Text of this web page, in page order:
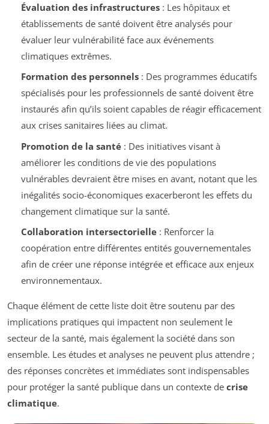
Évaluation des infrastructures: Les hôpitaux et
établissements de santé doivent être analysés pour
évaluer leur vulnérabilité face aux événements
climatiques extrêmes.
Formation des personnels: Des programmes éducatifs
spécialisés pour les professionnels de santé doivent être
instaurés afin qu’ils soient capables de réagir efficacement
aux crises sanitaires liées au climat.
Promotion de la santé: Des initiatives visant à
améliorer les conditions de vie des populations
vulnérables devraient être mises en avant, notant que les
inégalités socio-économiques exacerberont les effets du
changement climatique sur la santé.
Collaboration intersectorielle: Renforcer la
coopération entre différentes entités gouvernementales
afin de créer une réponse intégrée et efficace aux enjeux
environnementaux.
Chaque élément de cette liste doit être soutenu par des
implications pratiques qui impactent non seulement le
secteur de la santé, mais également la société dans son
ensemble. Les études et analyses ne peuvent plus attendre ;
des réponses concrètes et immédiates sont indispensables
pour protéger la santé publique dans un contexte de crise
climatique.